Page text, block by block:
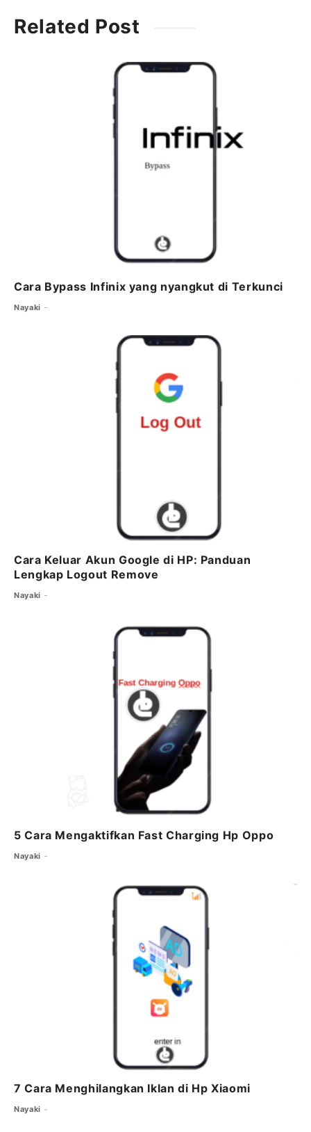
c
e t
ai
l
at
s
A ra
m
Related Post
Cara Bypass Infinix yang nyangkut di Terkunci
Nayaki
Cara Keluar Akun Google di HP: Panduan
Lengkap Logout Remove
Nayaki
5 Cara Mengaktifkan Fast Charging Hp Oppo
Nayaki
7 Cara Menghilangkan Iklan di Hp Xiaomi
Nayaki